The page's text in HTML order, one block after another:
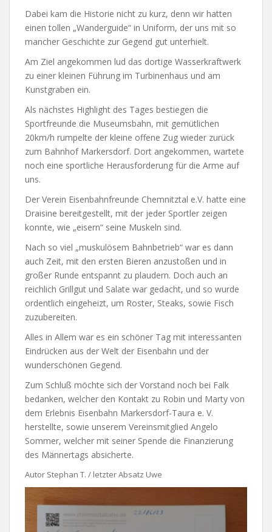
Dabei kam die Historie nicht zu kurz, denn wir hatten
einen tollen „Wanderguide“ in Uniform, der uns mit so
mancher Geschichte zur Gegend gut unterhielt.
Am Ziel angekommen lud das dortige Wasserkraftwerk
zu einer kleinen Führung im Turbinenhaus und am
Kunstgraben ein.
Als nächstes Highlight des Tages bestiegen die
Sportfreunde die Museumsbahn, mit gemütlichen
20km/h rumpelte der kleine offene Zug wieder zurück
zum Bahnhof Markersdorf. Dort angekommen, wartete
noch eine sportliche Herausforderung für die Arme auf
uns.
Der Verein Eisenbahnfreunde Chemnitztal e.V. hatte eine
Draisine bereitgestellt, mit der jeder Sportler zeigen
konnte, wie „eisern“ seine Muskeln sind.
Nach so viel „muskulösem Bahnbetrieb“ war es dann
auch Zeit, mit den ersten Bieren anzustoßen und in
großer Runde entspannt zu plaudern. Doch auch an
reichlich Grillgut und Salate war gedacht, und so wurde
ordentlich eingeheizt, um Roster, Steaks, sowie Fisch
zuzubereiten.
Alles in Allem war es ein schöner Tag mit interessanten
Eindrücken aus der Welt der Eisenbahn und der
wunderschönen Gegend.
Zum Schluß möchte sich der Vorstand noch bei Falk
bedanken, welcher den Kontakt zu Robin und Marty von
dem Erlebnis Eisenbahn Markersdorf-Taura e. V.
herstellte, sowie unserem Vereinsmitglied Angelo
Sommer, welcher mit seiner Spende die Finanzierung
des Männertags absicherte.
Autor Stephan T. / letzter Absatz Uwe